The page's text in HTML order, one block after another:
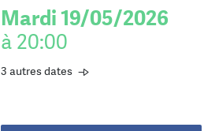
Mardi 19/05/2026
à 20:00
3 autres dates